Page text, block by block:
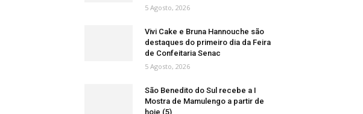
5 Agosto, 2026
Vivi Cake e Bruna Hannouche são
destaques do primeiro dia da Feira
de Confeitaria Senac
5 Agosto, 2026
São Benedito do Sul recebe a I
Mostra de Mamulengo a partir de
hoje (5)